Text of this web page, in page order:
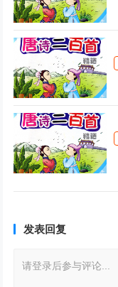
发表回复
请登录后参与评论...